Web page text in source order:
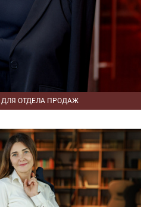
ДЛЯ ОТДЕЛА ПРОДАЖ